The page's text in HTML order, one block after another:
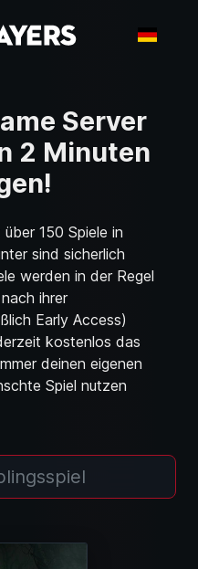
Server
2 Minuten
150 Spiele in
sind sicherlich
werden in der Regel
ihrer
Early Access)
kostenlos das
deinen eigenen
Spiel nutzen